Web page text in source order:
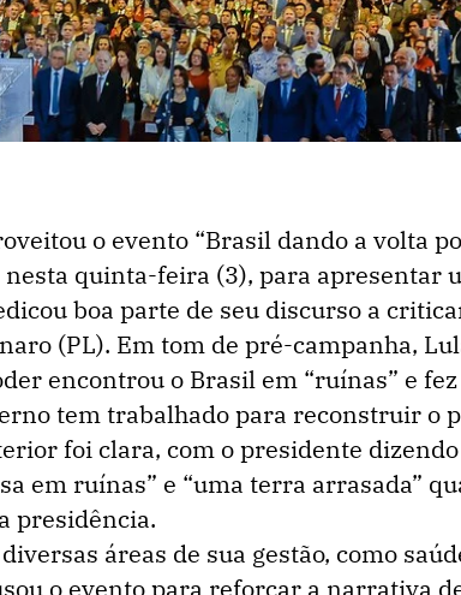
o evento “Brasil dando a volta
quinta-feira (3), para apresentar
boa parte de seu discurso a
(PL). Em tom de pré-campanha,
encontrou o Brasil em “ruínas” e
tem trabalhado para reconstruir o
foi clara, com o presidente
em ruínas” e “uma terra arrasada”
presidência.
áreas de sua gestão, como